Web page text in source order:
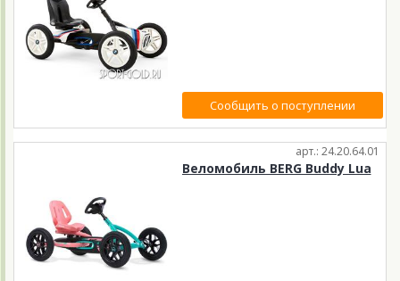
Сообщить о поступлении
арт.: 24.20.64.01
Веломобиль BERG Buddy Lua